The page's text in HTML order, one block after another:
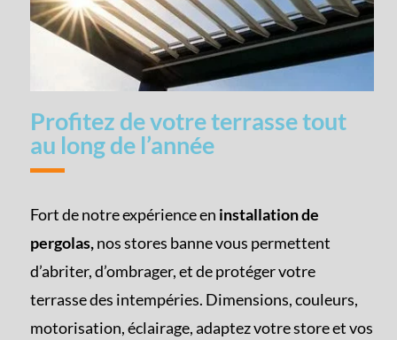
Profitez de votre terrasse tout
au long de l’année
Fort de notre expérience en installation de
pergolas,nos stores banne vous permettent
d’abriter, d’ombrager, et de protéger votre
terrasse des intempéries. Dimensions, couleurs,
motorisation, éclairage, adaptez votre store et vos